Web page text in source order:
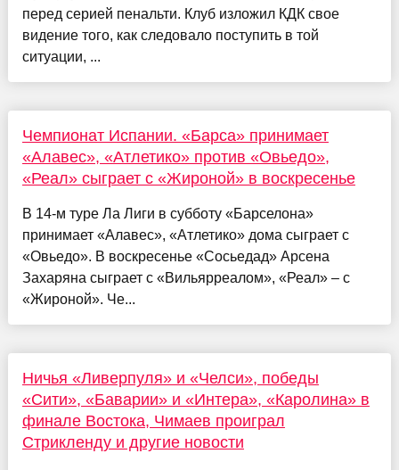
перед серией пенальти. Клуб изложил КДК свое
видение того, как следовало поступить в той
ситуации, ...
Чемпионат Испании. «Барса» принимает
«Алавес», «Атлетико» против «Овьедо»,
«Реал» сыграет с «Жироной» в воскресенье
В 14-м туре Ла Лиги в субботу «Барселона»
принимает «Алавес», «Атлетико» дома сыграет с
«Овьедо». В воскресенье «Сосьедад» Арсена
Захаряна сыграет с «Вильярреалом», «Реал» – с
«Жироной». Че...
Ничья «Ливерпуля» и «Челси», победы
«Сити», «Баварии» и «Интера», «Каролина» в
финале Востока, Чимаев проиграл
Стрикленду и другие новости